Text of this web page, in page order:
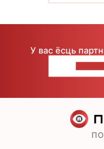
У вас ёсць